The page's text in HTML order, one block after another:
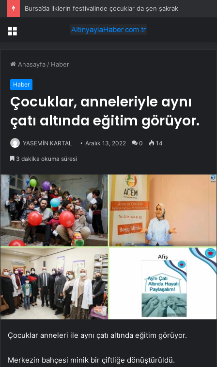
Bursa’da ilklerin festivalinde çocuklar da şen şakrak
Menü
Anasayfa / Haber
Haber
Çocuklar, anneleriyle aynı
çatı altında eğitim görüyor.
YASEMİN KARTAL Aralık 13, 2022 0 14
3 dakika okuma süresi
Çocuklar anneleri ile aynı çatı altında eğitim görüyor.
Merkezin bahçesi minik bir çiftliğe dönüştürüldü.